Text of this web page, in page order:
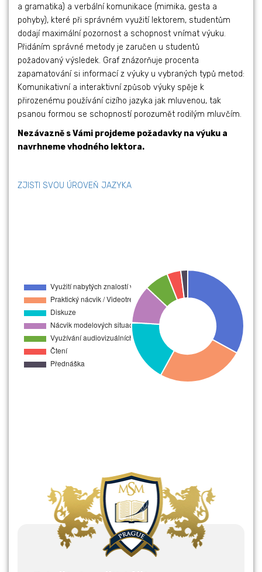
a gramatika) a verbální komunikace (mimika, gesta a
pohyby), které při správném využití lektorem, studentům
dodají maximální pozornost a schopnost vnímat výuku.
Přidáním správné metody je zaručen u studentů
požadovaný výsledek. Graf znázorňuje procenta
zapamatování si informací z výuky u vybraných typů metod:
Komunikativní a interaktivní způsob výuky spěje k
přirozenému používání cizího jazyka jak mluvenou, tak
psanou formou se schopností porozumět rodilým mluvčím.
Nezávazně s Vámi projdeme požadavky na výuku a
navrhneme vhodného lektora.
ZJISTI SVOU ÚROVEŇ JAZYKA